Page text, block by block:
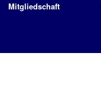
Mitgliedschaft